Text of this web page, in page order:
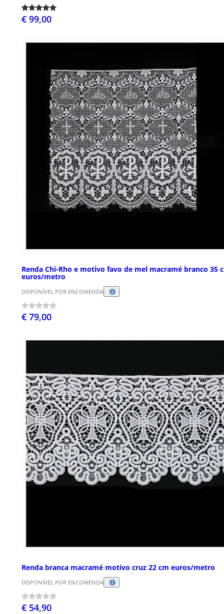
€ 99,00
Renda Chi-Rho e motivo favo de mel macramé branco 35
euros/metro
DISPONÍVEL POR ENCOMENDA
€ 79,00
Renda branca macramé motivo cruz 22 cm euros/metro
DISPONÍVEL POR ENCOMENDA
€ 54,90